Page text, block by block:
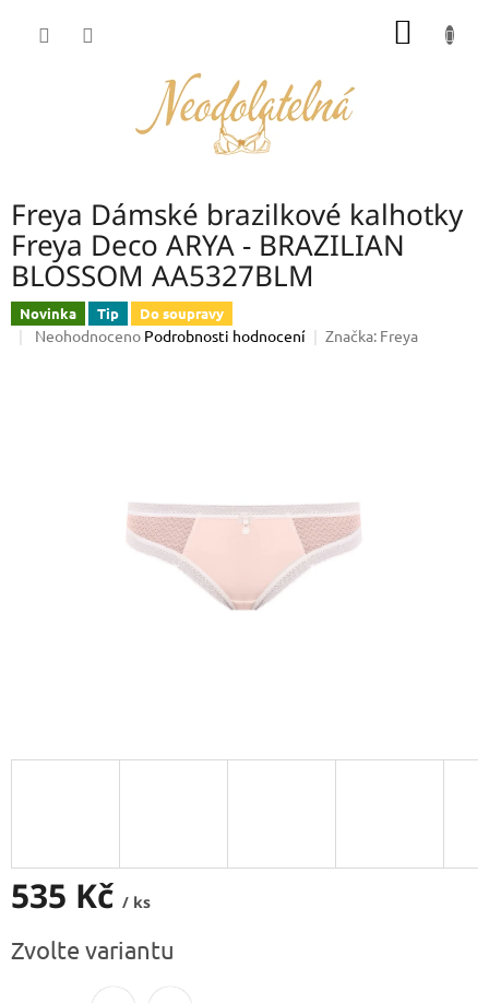
Freya Dámské brazilkové kalhotky
Freya Deco ARYA - BRAZILIAN
BLOSSOM AA5327BLM
Novinka Tip Do soupravy
Průměrné
Neohodnoceno Podrobnosti hodnocení Značka: Freya
535 Kč / ks
cena:
Zvolte variantu